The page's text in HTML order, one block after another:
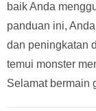
baik Anda
panduan ini,
dan peningkatan
temui monster
Selamat bermain